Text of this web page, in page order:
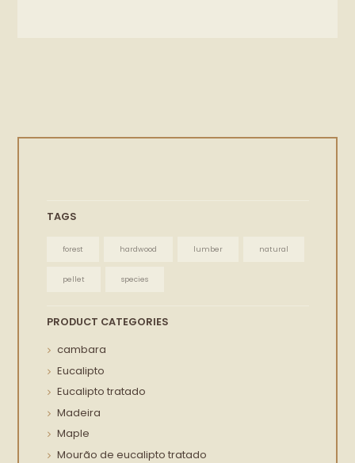
TAGS
forest hardwood lumber natural
pellet species
PRODUCT CATEGORIES
cambara
Eucalipto
Eucalipto tratado
Madeira
Maple
Mourão de eucalipto tratado